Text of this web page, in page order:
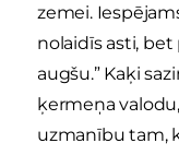
zemei.
nolaidīs asti,
augšu.” Kaķi
ķermeņa
uzmanību tam,